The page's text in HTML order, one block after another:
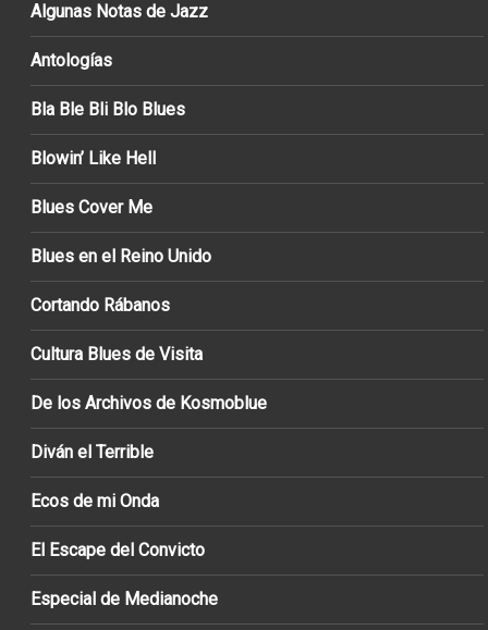
Algunas Notas de Jazz
Antologías
Bla Ble Bli Blo Blues
Blowin’ Like Hell
Blues Cover Me
Blues en el Reino Unido
Cortando Rábanos
Cultura Blues de Visita
De los Archivos de Kosmoblue
Diván el Terrible
Ecos de mi Onda
El Escape del Convicto
Especial de Medianoche